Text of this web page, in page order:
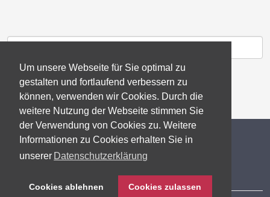
Um unsere Webseite für Sie optimal zu
gestalten und fortlaufend verbessern zu
können, verwenden wir Cookies. Durch die
weitere Nutzung der Webseite stimmen Sie
der Verwendung von Cookies zu. Weitere
Informationen zu Cookies erhalten Sie in
unserer Datenschutzerklärung
Cookies ablehnen Cookies zulassen
© 2026 gb consite GmbH
Impressum